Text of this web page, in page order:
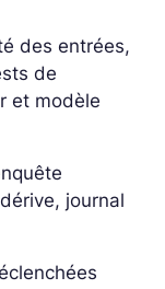
des entrées,
de
et modèle
journal